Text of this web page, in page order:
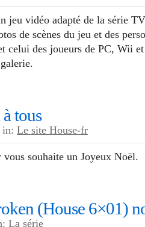
jeu vidéo adapté de la série
de scènes du jeu et des
celui des joueurs de PC, Wii
tous
in: Le site House-fr
souhaite un Joyeux Noël.
(House 6×01)
La série